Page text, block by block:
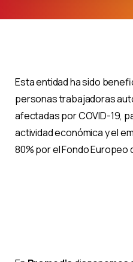
Esta entidad ha sido
personas trabajadoras
afectadas por COVID-19,
actividad económica y el
80% por el Fondo Europeo